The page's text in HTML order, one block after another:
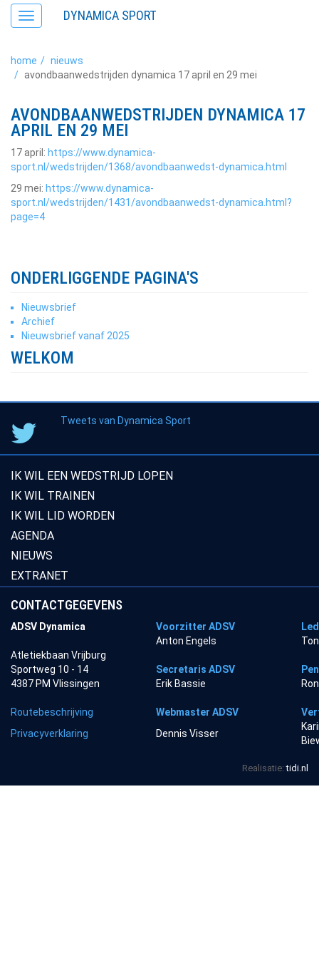
Toggle
navigation
DYNAMICA SPORT
home
nieuws
avondbaanwedstrijden dynamica 17 april en 29 mei
AVONDBAANWEDSTRIJDEN DYNAMICA 17
APRIL EN 29 MEI
17 april: https://www.dynamica-
sport.nl/wedstrijden/1368/avondbaanwedst-dynamica.html
29 mei: https://www.dynamica-
sport.nl/wedstrijden/1431/avondbaanwedst-dynamica.html?
page=4
ONDERLIGGENDE PAGINA'S
Nieuwsbrief
Archief
Nieuwsbrief vanaf 2025
WELKOM
Tweets van Dynamica Sport
IK WIL EEN WEDSTRIJD LOPEN
IK WIL TRAINEN
IK WIL LID WORDEN
AGENDA
NIEUWS
EXTRANET
CONTACTGEGEVENS
ADSV Dynamica Voorzitter ADSV
Anton Engels
Atletiekbaan Vrijburg
Sportweg 10 - 14
Secretaris ADSV
4387 PM Vlissingen
Erik Bassie
Routebeschrijving Webmaster ADSV
Privacyverklaring
Dennis Visser
Realisatie:tidi.nl